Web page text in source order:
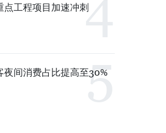
点工程项目加速冲刺
夜间消费占比提高至30%